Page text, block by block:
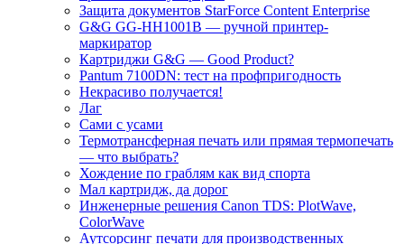
Защита документов StarForce Content Enterprise
G&G GG-HH1001B — ручной принтер-
маркиратор
Картриджи G&G — Good Product?
Pantum 7100DN: тест на профпригодность
Некрасиво получается!
Лаг
Сами с усами
Термотрансферная печать или прямая термопечать
— что выбрать?
Хождение по граблям как вид спорта
Мал картридж, да дорог
Инженерные решения Canon TDS: PlotWave,
ColorWave
Аутсорсинг печати для производственных